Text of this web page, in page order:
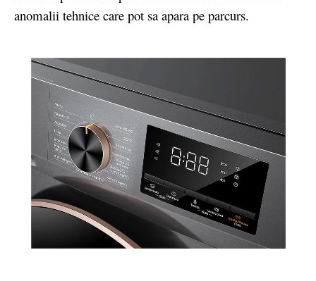
anomalii tehnice care pot sa apara pe parcurs.